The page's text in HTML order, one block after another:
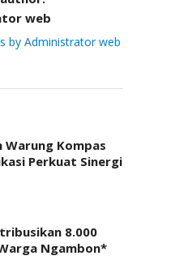
web
by Administrator web
Warung Kompas
Perkuat Sinergi
8.000
Ngambon*